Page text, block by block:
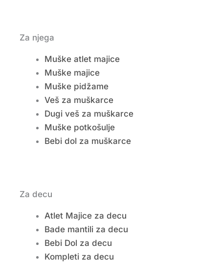
Za njega
Muške atlet majice
Muške majice
Muške pidžame
Veš za muškarce
Dugi veš za muškarce
Muške potkošulje
Bebi dol za muškarce
Za decu
Atlet Majice za decu
Bade mantili za decu
Bebi Dol za decu
Kompleti za decu